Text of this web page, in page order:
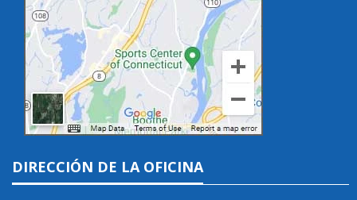
DIRECCIÓN DE LA OFICINA